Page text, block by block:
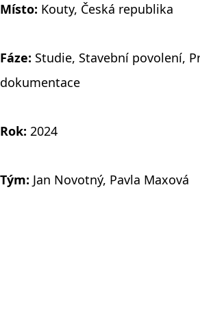
Místo: Kouty, Česká republika
Fáze: Studie, Stavební povolení,
dokumentace
Rok: 2024
Tým: Jan Novotný, Pavla Maxová